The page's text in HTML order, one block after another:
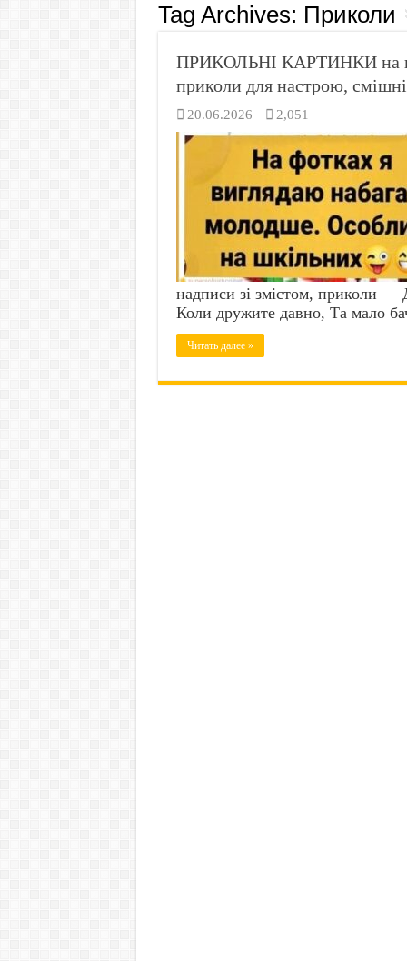
Tag Archives: Приколи
ПРИКОЛЬНІ КАРТИНКИ на
приколи для настрою,
20.06.2026 2,051
надписи зі змістом, приколи
Коли дружите давно, Та мало
Читать далее »